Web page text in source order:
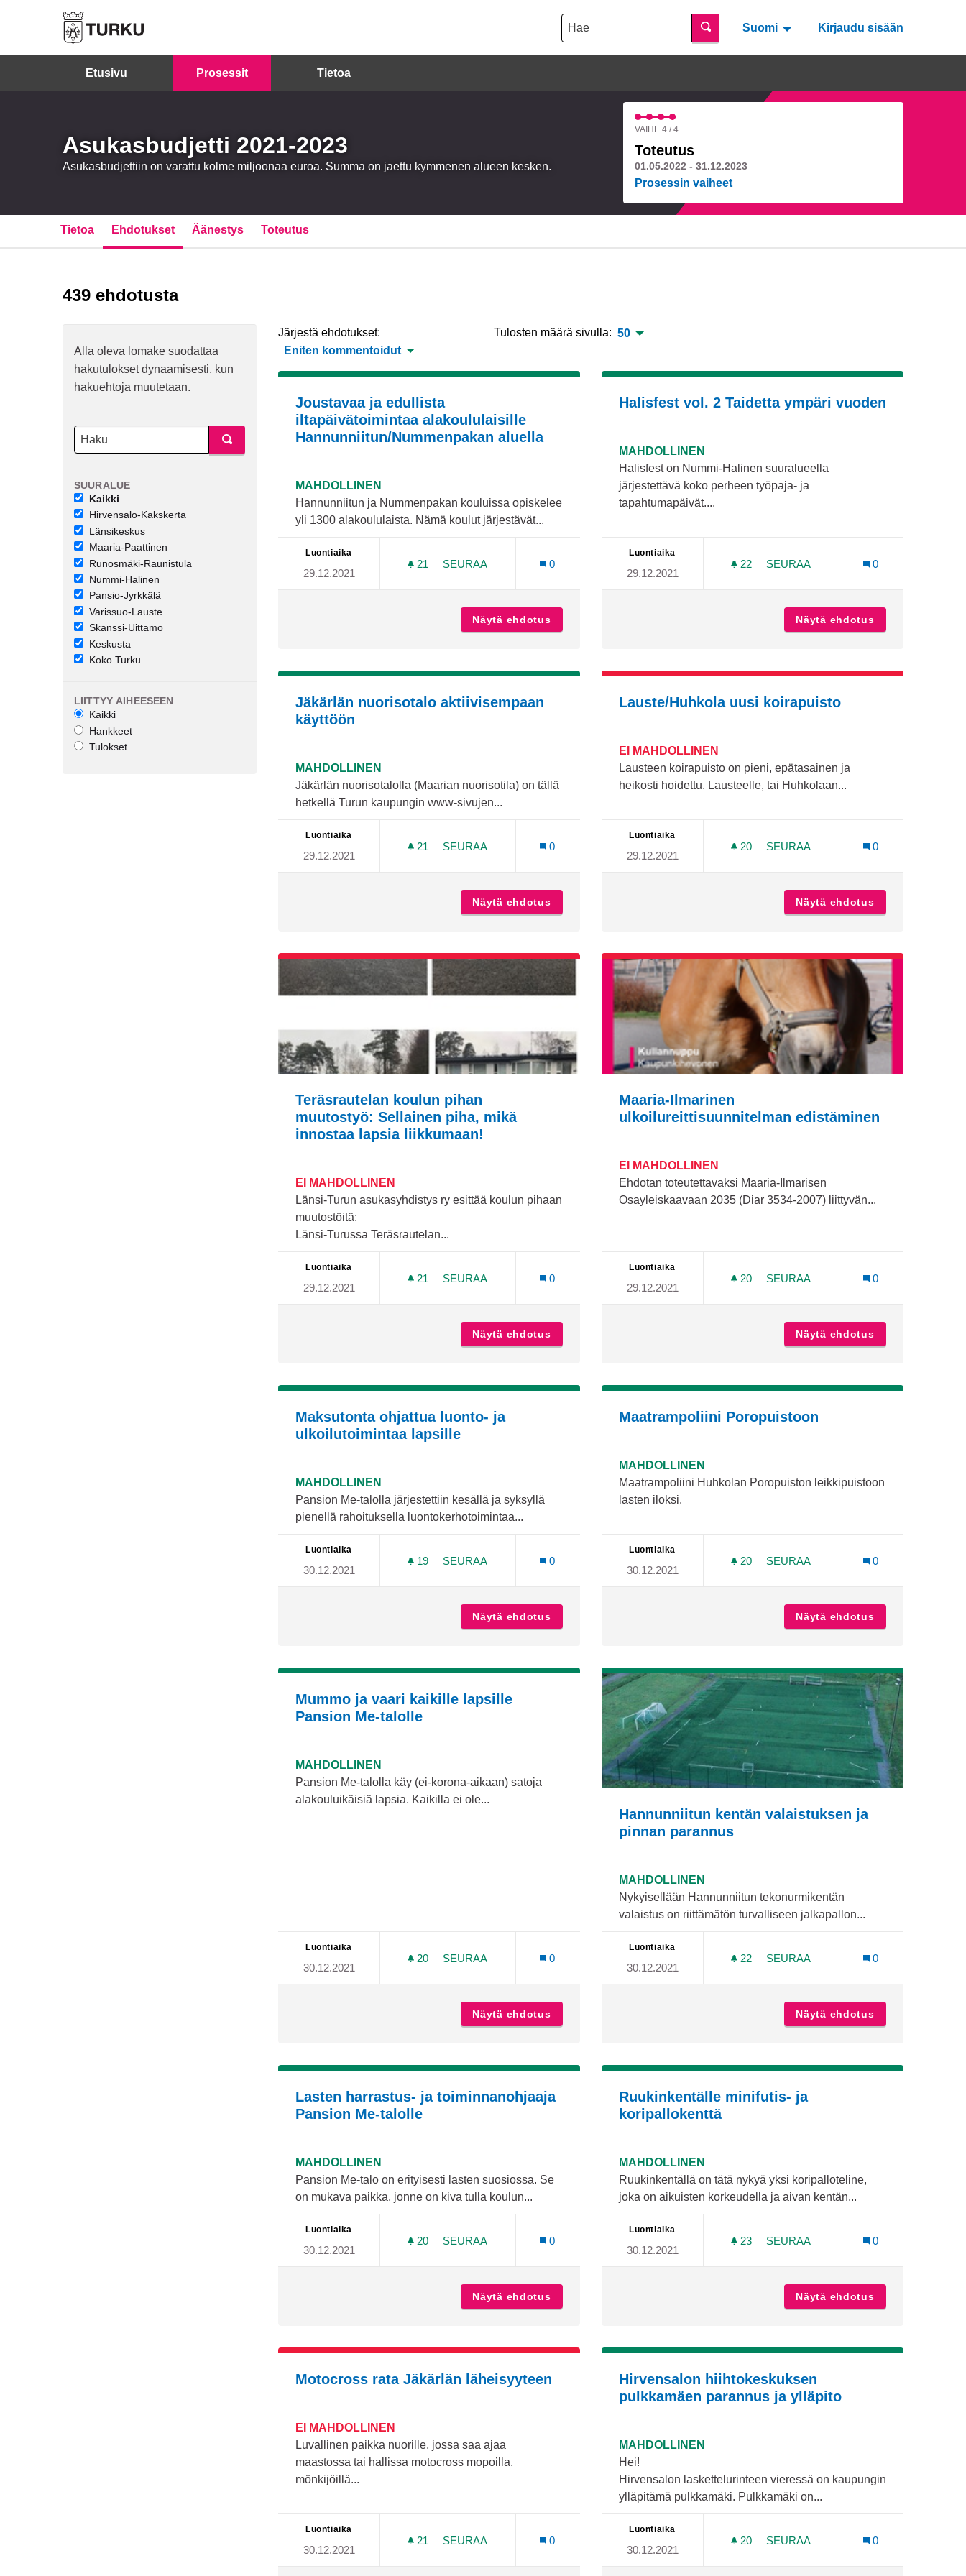
Hae Suomi Valitse kieli Välj språk
Kirjaudu sisään
Etusivu Prosessit Tietoa
Asukasbudjetti 2021-2023
Asukasbudjettiin on varattu kolme miljoonaa euroa. Summa on jaettu kymmenen alueen kesken.
VAIHE 4 / 4
Toteutus
01.05.2022 - 31.12.2023
Prosessin vaiheet
Tietoa Ehdotukset Äänestys Toteutus
439 ehdotusta
Alla oleva lomake suodattaa
hakutulokset dynaamisesti, kun
hakuehtoja muutetaan.
SUURALUE
Kaikki
Hirvensalo-Kakskerta
Länsikeskus
Maaria-Paattinen
Runosmäki-Raunistula
Nummi-Halinen
Pansio-Jyrkkälä
Varissuo-Lauste
Skanssi-Uittamo
Keskusta
Koko Turku
LIITTYY AIHEESEEN
Kaikki
Hankkeet
Tulokset
Järjestä ehdotukset:
Eniten kommentoidut
Tulosten määrä sivulla: 50
Joustavaa ja edullista
iltapäivätoimintaa alakoululaisille
Hannunniitun/Nummenpakan aluella
MAHDOLLINEN
Hannunniitun ja Nummenpakan kouluissa opiskelee
yli 1300 alakoululaista. Nämä koulut järjestävät...
Luontiaika
29.12.2021
21 21 SEURAAJAA
SEURAA
JOUSTAVAA JA EDULLISTA ILTAPÄIVÄTOIMINTAA ALAKOULULAISILLE HANNUNNIITUN/
0
Näytä ehdotus Joustavaa ja edullista iltapäivätoimintaa alakoululaisille Hannunniitun/
Halisfest vol. 2 Taidetta ympäri vuoden
MAHDOLLINEN
Halisfest on Nummi-Halinen suuralueella
järjestettävä koko perheen työpaja- ja
tapahtumapäivät....
Luontiaika
29.12.2021
22 22 SEURAAJAA
SEURAA
0
Näytä ehdotus
Jäkärlän nuorisotalo aktiivisempaan
käyttöön
MAHDOLLINEN
Jäkärlän nuorisotalolla (Maarian nuorisotila) on tällä
hetkellä Turun kaupungin www-sivujen...
Luontiaika
29.12.2021
21 21 SEURAAJAA
SEURAA
JÄKÄRLÄN NUORISOTALO AKTIIVISEMPAAN KÄYTTÖÖN
0
Näytä ehdotus Jäkärlän nuorisotalo aktiivisempaan käyttöön
Lauste/Huhkola uusi koirapuisto
EI MAHDOLLINEN
Lausteen koirapuisto on pieni, epätasainen ja
heikosti hoidettu. Lausteelle, tai Huhkolaan...
Luontiaika
29.12.2021
20 20 SEURAAJAA
SEURAA
0
Näytä ehdotus
Teräsrautelan koulun pihan
muutostyö: Sellainen piha, mikä
innostaa lapsia liikkumaan!
EI MAHDOLLINEN
Länsi-Turun asukasyhdistys ry esittää koulun pihaan
muutostöitä:
Länsi-Turussa Teräsrautelan...
Luontiaika
29.12.2021
21 21 SEURAAJAA
SEURAA
TERÄSRAUTELAN KOULUN PIHAN MUUTOSTYÖ: SELLAINEN PIHA, MIKÄ INNOSTAA LAPSIA
0
Näytä ehdotus Teräsrautelan koulun pihan muutostyö: Sellainen piha, mikä innostaa
Maaria-Ilmarinen
ulkoilureittisuunnitelman edistäminen
EI MAHDOLLINEN
Ehdotan toteutettavaksi Maaria-Ilmarisen
Osayleiskaavaan 2035 (Diar 3534-2007) liittyvän...
Luontiaika
29.12.2021
20 20 SEURAAJAA
SEURAA
0
Näytä ehdotus
Maksutonta ohjattua luonto- ja
ulkoilutoimintaa lapsille
MAHDOLLINEN
Pansion Me-talolla järjestettiin kesällä ja syksyllä
pienellä rahoituksella luontokerhotoimintaa...
Luontiaika
30.12.2021
19 19 SEURAAJAA
SEURAA
MAKSUTONTA OHJATTUA LUONTO- JA ULKOILUTOIMINTAA LAPSILLE
0
Näytä ehdotus Maksutonta ohjattua luonto- ja ulkoilutoimintaa lapsille
Maatrampoliini Poropuistoon
MAHDOLLINEN
Maatrampoliini Huhkolan Poropuiston leikkipuistoon
lasten iloksi.
Luontiaika
30.12.2021
20 20 SEURAAJAA
SEURAA
0
Näytä ehdotus
Mummo ja vaari kaikille lapsille
Pansion Me-talolle
MAHDOLLINEN
Pansion Me-talolla käy (ei-korona-aikaan) satoja
alakouluikäisiä lapsia. Kaikilla ei ole...
Luontiaika
30.12.2021
20 20 SEURAAJAA
SEURAA
MUMMO JA VAARI KAIKILLE LAPSILLE PANSION ME-TALOLLE
0
Näytä ehdotus Mummo ja vaari kaikille lapsille Pansion Me-talolle
Hannunniitun kentän valaistuksen ja
pinnan parannus
MAHDOLLINEN
Nykyisellään Hannunniitun tekonurmikentän
valaistus on riittämätön turvalliseen jalkapallon...
Luontiaika
30.12.2021
22 22 SEURAAJAA
SEURAA
0
Näytä ehdotus
Lasten harrastus- ja toiminnanohjaaja
Pansion Me-talolle
MAHDOLLINEN
Pansion Me-talo on erityisesti lasten suosiossa. Se
on mukava paikka, jonne on kiva tulla koulun...
Luontiaika
30.12.2021
20 20 SEURAAJAA
SEURAA
LASTEN HARRASTUS- JA TOIMINNANOHJAAJA PANSION ME-TALOLLE
0
Näytä ehdotus Lasten harrastus- ja toiminnanohjaaja Pansion Me-talolle
Ruukinkentälle minifutis- ja
koripallokenttä
MAHDOLLINEN
Ruukinkentällä on tätä nykyä yksi koripalloteline,
joka on aikuisten korkeudella ja aivan kentän...
Luontiaika
30.12.2021
23 23 SEURAAJAA
SEURAA
0
Näytä ehdotus
Motocross rata Jäkärlän läheisyyteen
EI MAHDOLLINEN
Luvallinen paikka nuorille, jossa saa ajaa
maastossa tai hallissa motocross mopoilla,
mönkijöillä...
Luontiaika
30.12.2021
21 21 SEURAAJAA
SEURAA
MOTOCROSS RATA JÄKÄRLÄN LÄHEISYYTEEN
0
Hirvensalon hiihtokeskuksen
pulkkamäen parannus ja ylläpito
MAHDOLLINEN
Hei!
Hirvensalon laskettelurinteen vieressä on kaupungin
ylläpitämä pulkkamäki. Pulkkamäki on...
Luontiaika
30.12.2021
20 20 SEURAAJAA
SEURAA
0